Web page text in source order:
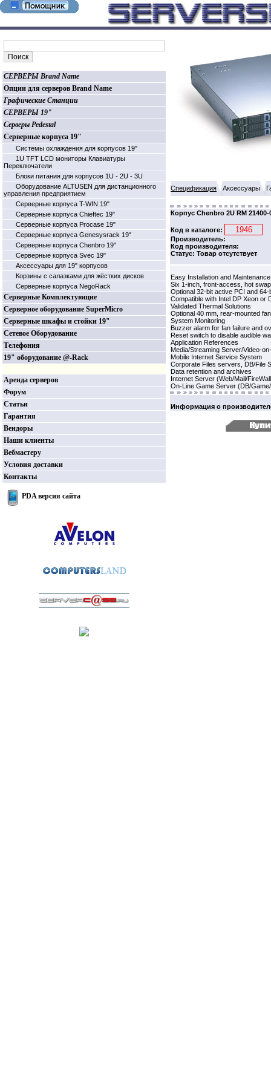
СЕРВЕРЫ Brand Name
Опции для серверов Brand Name
Графические Станции
СЕРВЕРЫ 19"
Серверы Pedestal
Серверные корпуса 19"
Системы охлаждения для корпусов 19"
1U TFT LCD мониторы Клавиатуры
Переключатели
Блоки питания для корпусов 1U - 2U - 3U
Оборудование ALTUSEN для дистанционного
управления предприятием
Серверные корпуса T-WIN 19"
Серверные корпуса Chieftec 19"
Серверные корпуса Procase 19"
Серверные корпуса Genesysrack 19"
Серверные корпуса Сhenbro 19"
Серверные корпуса Svec 19"
Аксессуары для 19" корпусов
Корзины c салазками для жёстких дисков
Серверные корпуса NegoRack
Серверные Комплектующие
Серверное оборудование SuperMicro
Серверные шкафы и стойки 19"
Сетевое Оборудование
Телефония
19" оборудование @-Rack
Аренда серверов
Форум
Статьи
Гарантия
Вендоры
Наши клиенты
Вебмастеру
Условия доставки
Контакты
PDA версия сайта
Спецификация Аксессуары
Корпус Chenbro 2U RM 21400-
Код в каталоге:
Производитель:
Код производителя:
Статус: Товар отсутствует
Easy Installation and Maintenance
Six 1-inch, front-access, hot
Optional 32-bit active PCI and
Compatible with Intel DP Xeon or
Validated Thermal Solutions
Optional 40 mm, rear-mounted
System Monitoring
Buzzer alarm for fan failure and
Reset switch to disable audible
Application References
Media/Streaming Server/Video-
Mobile Internet Service System
Corporate Files servers, DB/File
Data retention and archives
Internet Server (Web/Mail/
On-Line Game Server (DB/
Информация о